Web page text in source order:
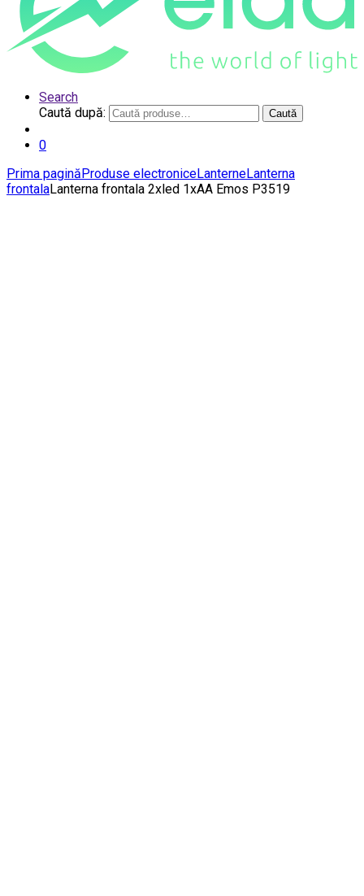
Search
Caută după:
Caută
0
Prima paginăProduse electroniceLanterneLanterna
frontalaLanterna frontala 2xled 1xAA Emos P3519